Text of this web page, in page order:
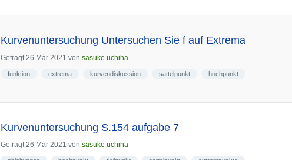
Kurvenuntersuchung Untersuchen Sie f auf Extrema
Gefragt 26 Mär 2021 von sasuke uchiha
funktion extrema kurvendiskussion sattelpunkt hochpunkt
Kurvenuntersuchung S.154 aufgabe 7
Gefragt 26 Mär 2021 von sasuke uchiha